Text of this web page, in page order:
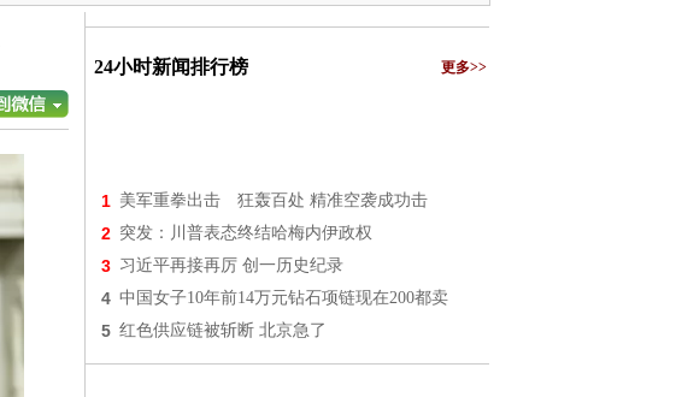
24小时新闻排行榜 更多>>
1 美军重拳出击 狂轰百处 精准空袭成功击
2 突发：川普表态终结哈梅内伊政权
3 习近平再接再厉 创一历史纪录
4 中国女子10年前14万元钻石项链现在200都卖
5 红色供应链被斩断 北京急了